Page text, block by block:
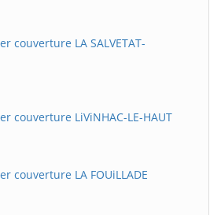
couverture LA SALVETAT-
couverture LiViNHAC-LE-HAUT
couverture LA FOUiLLADE